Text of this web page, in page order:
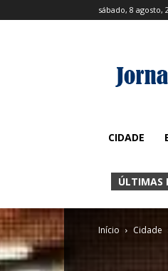
sábado, 8 agosto,
CIDADE
ÚLTIMAS
Início Cidade